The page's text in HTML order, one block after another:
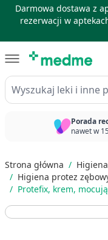
Darmowa dostawa z
rezerwacji w
Wyszukaj leki i inne
Porada
nawet w
Strona główna / Higiena
/ Higiena protez
/ Protefix, krem,